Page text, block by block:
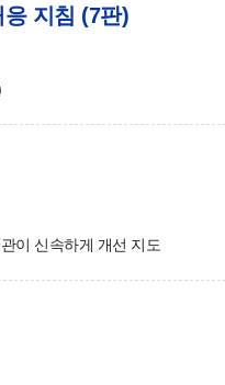
지침 (7판)
이 신속하게 개선 지도